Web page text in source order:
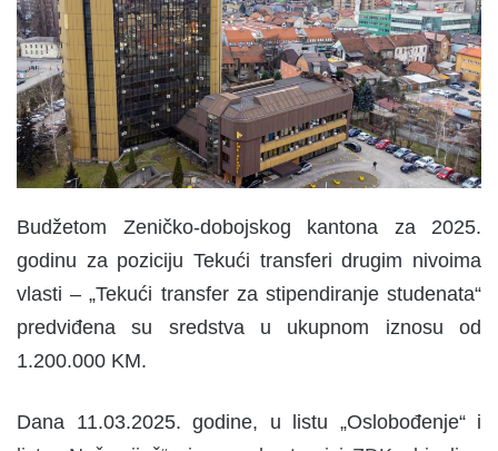
n
e
m
a
i
l
Budžetom Zeničko-dobojskog kantona za 2025.
godinu za poziciju Tekući transferi drugim nivoima
vlasti – „Tekući transfer za stipendiranje studenata“
predviđena su sredstva u ukupnom iznosu od
1.200.000 KM.
Dana 11.03.2025. godine, u listu „Oslobođenje“ i